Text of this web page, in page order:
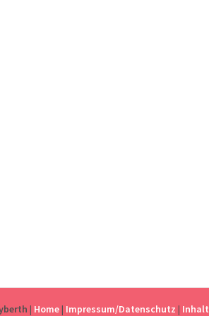
| Home| Impressum/Datenschutz |